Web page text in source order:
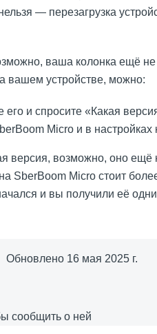
— перезагрузка
ваша колонка ещё не
вашем устройстве, можно:
и спросите «Какая
Micro и в настройках
версия, возможно, оно
SberBoom Micro стоит
и вы получили её
Обновлено 16 мая 2025 г.
сообщить о ней